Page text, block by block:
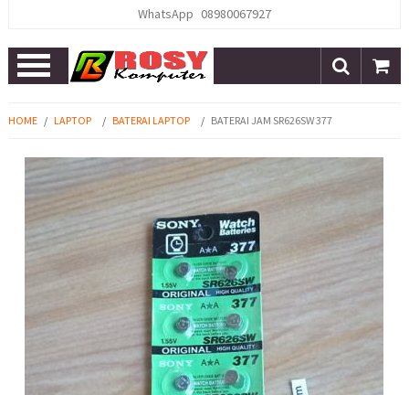
WhatsApp 08980067927
Open
Menu
HOME / LAPTOP / BATERAI LAPTOP / BATERAI JAM SR626SW 377